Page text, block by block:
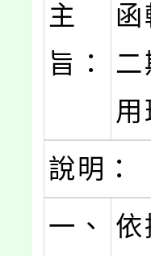
主
旨：
二
說明：
一、